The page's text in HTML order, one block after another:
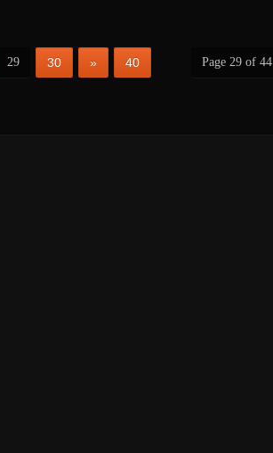
Page 29 of 44
29 30 » 40